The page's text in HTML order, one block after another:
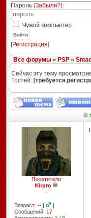
Пароль (Забыли?):
Чужой компьютер
Войти
[Регистрация]
Все форумы» PSP»
Сейчас эту тему
Гостей: [требуется
Посетители
Kirpro
--
Возраст: -- |
|
Сообщений: 17